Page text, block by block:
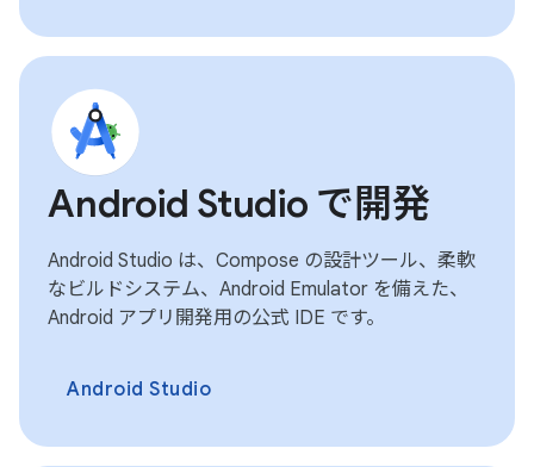
Android Studio で開発
Android Studio は、Compose の設計ツール、柔軟
なビルドシステム、Android Emulator を備えた、
Android アプリ開発用の公式 IDE です。
Android Studio